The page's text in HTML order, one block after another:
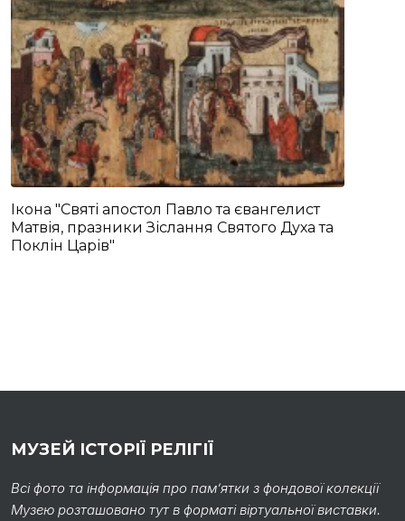
Ікона "Святі апостол Павло та євангелист
Матвія, празники Зіслання Святого Духа та
Поклін Царів"
МУЗЕЙ ІСТОРІЇ РЕЛІГІЇ
Всі фото та інформація про пам’ятки з фондової колекції
Музею розташовано тут в форматі віртуальної виставки.